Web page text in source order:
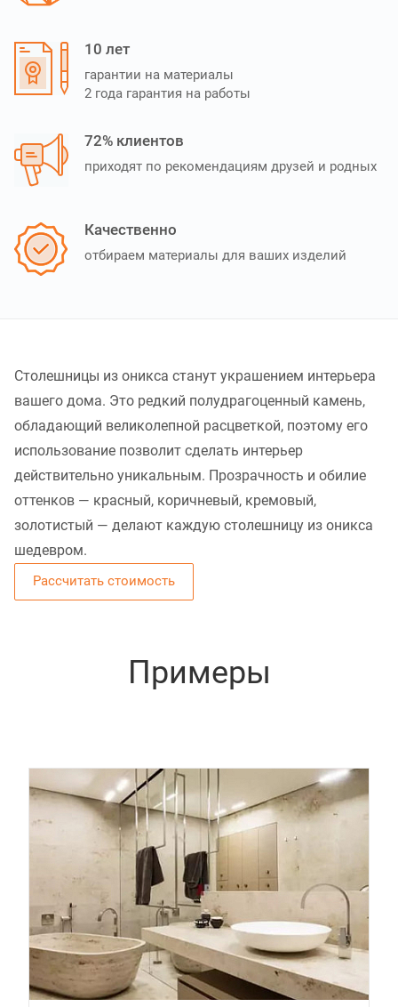
10 лет
гарантии на материалы
2 года гарантия на работы
72% клиентов
приходят по рекомендациям друзей и родных
Качественно
отбираем материалы для ваших изделий
Столешницы из оникса станут украшением интерьера
вашего дома. Это редкий полудрагоценный камень,
обладающий великолепной расцветкой, поэтому его
использование позволит сделать интерьер
действительно уникальным. Прозрачность и обилие
оттенков — красный, коричневый, кремовый,
золотистый — делают каждую столешницу из оникса
шедевром.
Рассчитать стоимость
Примеры